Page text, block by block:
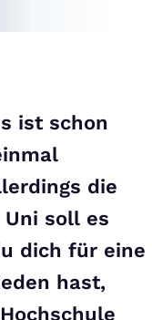
ist schon
die
Uni soll es
dich für eine
hast,